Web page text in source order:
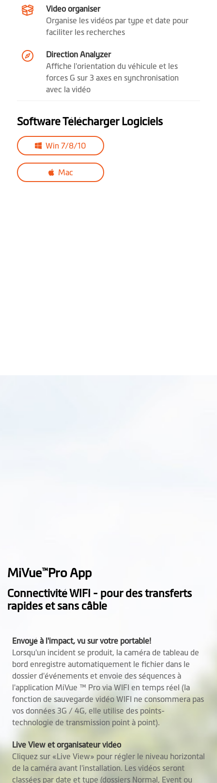
Video organiser
Organise les vidéos par type et date pour
faciliter les recherches
Direction Analyzer
Affiche l'orientation du véhicule et les
forces G sur 3 axes en synchronisation
avec la vidéo
Software Télécharger Logiciels
Win 7/8/10
Mac
MiVue™Pro App
Connectivité WIFI - pour des transferts
rapides et sans câble
Envoyé à l'impact, vu sur votre portable!
Lorsqu'un incident se produit, la caméra de tableau de
bord enregistre automatiquement le fichier dans le
dossier d'événements et envoie des séquences à
l'application MiVue ™ Pro via WIFI en temps réel (la
fonction de sauvegarde vidéo WIFI ne consommera pas
vos données 3G / 4G, elle utilise des points-
technologie de transmission point à point).
Live View et organisateur vidéo
Cliquez sur «Live View» pour régler le niveau horizontal
de la caméra avant l'installation. Les vidéos seront
classées par date et type (dossiers Normal, Event ou